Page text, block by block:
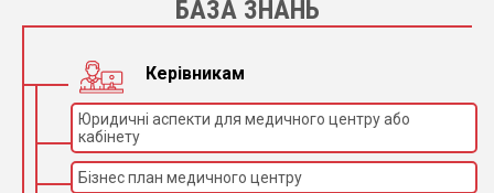
БАЗА ЗНАНЬ
Керівникам
Юридичні аспекти для медичного центру або
кабінету
Бізнес план медичного центру